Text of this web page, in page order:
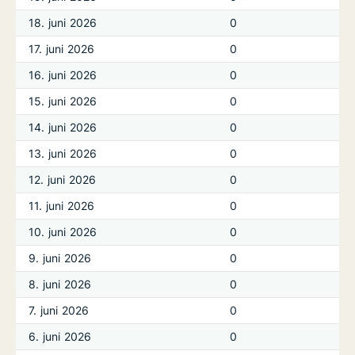
18. juni 2026
0
17. juni 2026
0
16. juni 2026
0
15. juni 2026
0
14. juni 2026
0
13. juni 2026
0
12. juni 2026
0
11. juni 2026
0
10. juni 2026
0
9. juni 2026
0
8. juni 2026
0
7. juni 2026
0
6. juni 2026
0